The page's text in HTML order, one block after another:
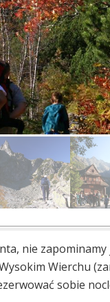
nie
Wierchu
sobie